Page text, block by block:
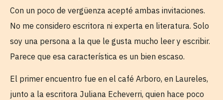
Con un poco de vergüenza acepté ambas invitaciones.
No me considero escritora ni experta en literatura. Solo
soy una persona a la que le gusta mucho leer y escribir.
Parece que esa característica es un bien escaso.
El primer encuentro fue en el café Arboro, en Laureles,
junto a la escritora Juliana Echeverri, quien hace poco